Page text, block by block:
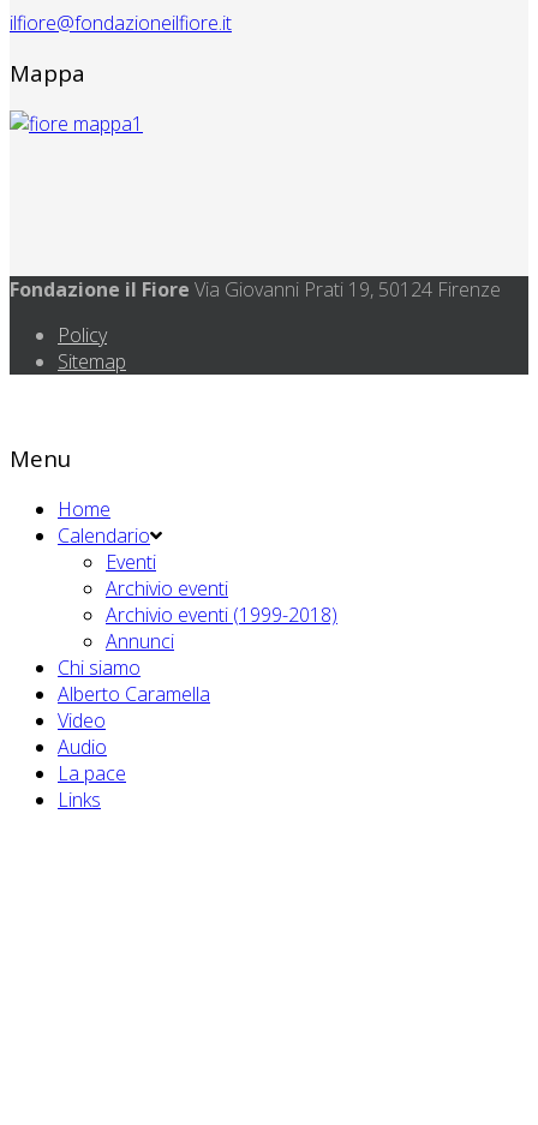
ilfiore@fondazioneilfiore.it
Mappa
Fondazione il Fiore Via Giovanni Prati 19, 50124 Firenze
Policy
Sitemap
Menu
Home
Calendario
Eventi
Archivio eventi
Archivio eventi (1999-2018)
Annunci
Chi siamo
Alberto Caramella
Video
Audio
La pace
Links